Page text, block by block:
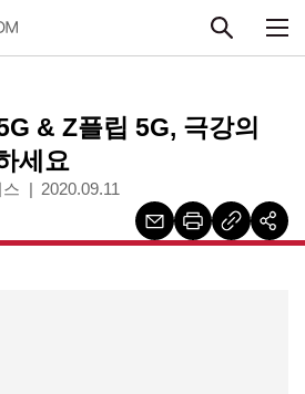
& Z플립 5G, 극강의
세요
2020.09.11